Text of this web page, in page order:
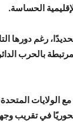
الحساسة.
رغم دورها
بالحرب
المتحدة،
دورًا محوريًا في